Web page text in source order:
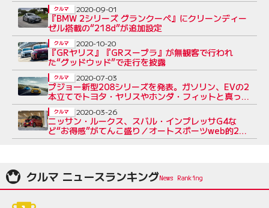
『BMW 2シリーズ グランクーペ』にクリーンディー
ゼル搭載の“218d”が追加設定
クルマ 2020-09-01
『GRヤリス』『GRスープラ』が無観客で行われ
た“グッドウッド”で走行を披露
クルマ 2020-10-20
プジョー新型208シリーズを発表。ガソリン、EVの2
本立てでトヨタ・ヤリスやホンダ・フィットと真っ向
勝負！
クルマ 2020-07-03
ニッサン・ルークス、スバル・インプレッサG4な
ど“お得感”がてんこ盛り／オートスポーツweb的200
万円前後で購入できるオススメ5選
クルマ 2020-03-26
クルマ ニュースランキング